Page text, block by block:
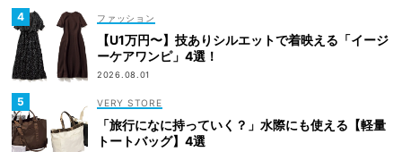
ファッション
【U1万円〜】技ありシルエットで着映える「イージ
ーケアワンピ」4選！
2026.08.01
VERY STORE
「旅行になに持っていく？」水際にも使える【軽量
トートバッグ】4選